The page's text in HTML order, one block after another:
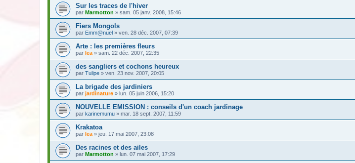
Sur les traces de l'hiver
par Marmotton » sam. 05 janv. 2008, 15:46
Fiers Mongols
par Emm@nuel » ven. 28 déc. 2007, 07:39
Arte : les premières fleurs
par lea » sam. 22 déc. 2007, 22:35
des sangliers et cochons heureux
par Tulipe » ven. 23 nov. 2007, 20:05
La brigade des jardiniers
par jardinature » lun. 05 juin 2006, 15:20
NOUVELLE EMISSION : conseils d'un coach jardinage
par karinemumu » mar. 18 sept. 2007, 11:59
Krakatoa
par lea » jeu. 17 mai 2007, 23:08
Des racines et des ailes
par Marmotton » lun. 07 mai 2007, 17:29